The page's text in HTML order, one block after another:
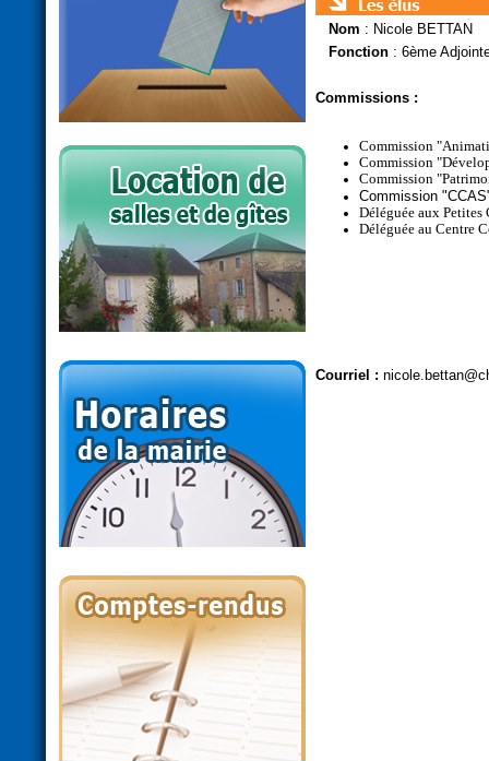
Nom : Nicole BETTAN
Fonction : 6ème
Commissions :
Commission
Commission
Commission
Commission
Déléguée aux Petites
Déléguée au Centre
Courriel :